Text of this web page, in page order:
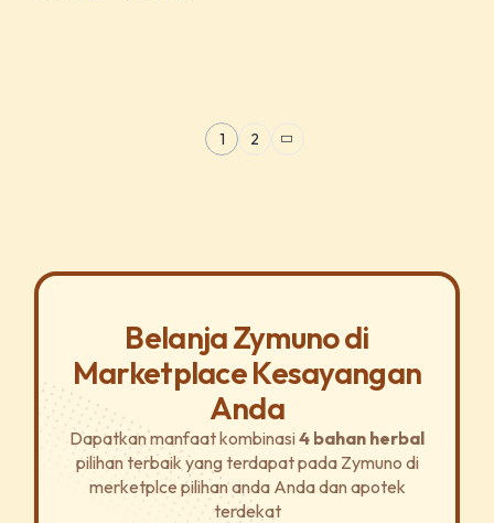
1 2
Belanja Zymuno di
Marketplace Kesayangan
Anda
Dapatkan manfaat kombinasi 4 bahan herbal
pilihan terbaik yang terdapat pada Zymuno di
merketplce pilihan anda Anda dan apotek
terdekat